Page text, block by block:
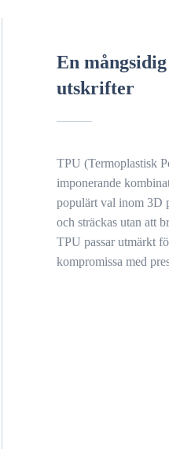
En
utskrifter
TPU (Termoplastisk
imponerande
populärt val inom 3D
och sträckas utan att
TPU passar utmärkt
kompromissa med